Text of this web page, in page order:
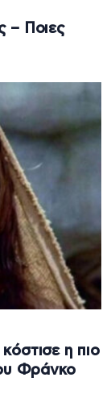
– Ποιες
η πιο
Φράνκο